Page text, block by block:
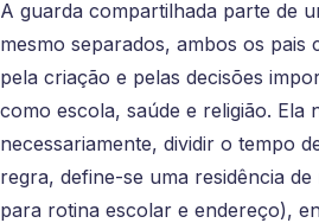
A guarda compartilhada parte de
mesmo separados, ambos os pais
pela criação e pelas decisões
como escola, saúde e religião. Ela
necessariamente, dividir o tempo
regra, define-se uma residência
para rotina escolar e endereço),